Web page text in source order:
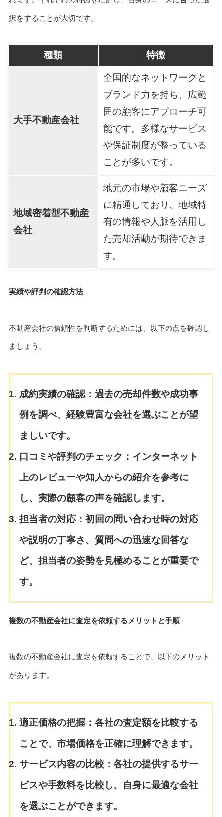
択をすることが大切です。
種類 特徴
大手不動産会社
全国的なネットワークと
ブランド力を持ち、広範
囲の顧客にアプローチ可
能です。多様なサービス
や保証制度が整っている
ことが多いです。
地域密着型不動産
会社
地元の市場や顧客ニーズ
に精通しており、地域特
有の情報や人脈を活用し
た売却活動が期待できま
す。
実績や評判の確認方法
不動産会社の信頼性を判断するためには、以下の点を確認し
ましょう。
成約実績の確認： 過去の売却件数や成功事
例を調べ、経験豊富な会社を選ぶことが望
ましいです。
口コミや評判のチェック： インターネット
上のレビューや知人からの紹介を参考に
し、実際の顧客の声を確認します。
担当者の対応： 初回の問い合わせ時の対応
や説明の丁寧さ、質問への迅速な回答な
ど、担当者の姿勢を見極めることが重要で
す。
複数の不動産会社に査定を依頼するメリットと手順
複数の不動産会社に査定を依頼することで、以下のメリット
があります。
適正価格の把握： 各社の査定額を比較する
ことで、市場価格を正確に理解できます。
サービス内容の比較： 各社の提供するサー
ビスや手数料を比較し、自身に最適な会社
を選ぶことができます。